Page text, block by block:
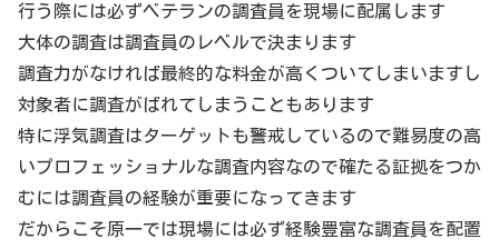
行う際には必ずベテランの調査員を現場に配属します
大体の調査は調査員のレベルで決まります
調査力がなければ最終的な料金が高くついてしまいますし
対象者に調査がばれてしまうこともあります
特に浮気調査はターゲットも警戒しているので難易度の高
いプロフェッショナルな調査内容なので確たる証拠をつか
むには調査員の経験が重要になってきます
だからこそ原一では現場には必ず経験豊富な調査員を配置